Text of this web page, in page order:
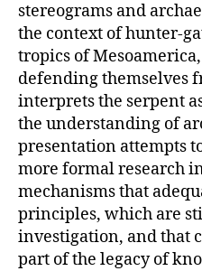
stereograms and
the context of hunter-
tropics of
defending themselves
interprets the serpent
the understanding of
presentation attempts
more formal research
mechanisms that
principles, which are
investigation, and that
part of the legacy of